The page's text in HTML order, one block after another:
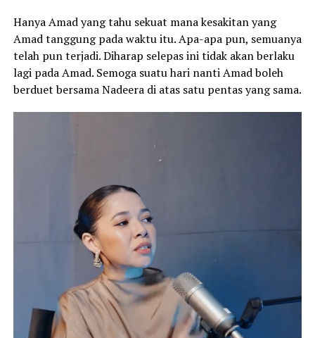
Hanya Amad yang tahu sekuat mana kesakitan yang
Amad tanggung pada waktu itu. Apa-apa pun, semuanya
telah pun terjadi. Diharap selepas ini tidak akan berlaku
lagi pada Amad. Semoga suatu hari nanti Amad boleh
berduet bersama Nadeera di atas satu pentas yang sama.